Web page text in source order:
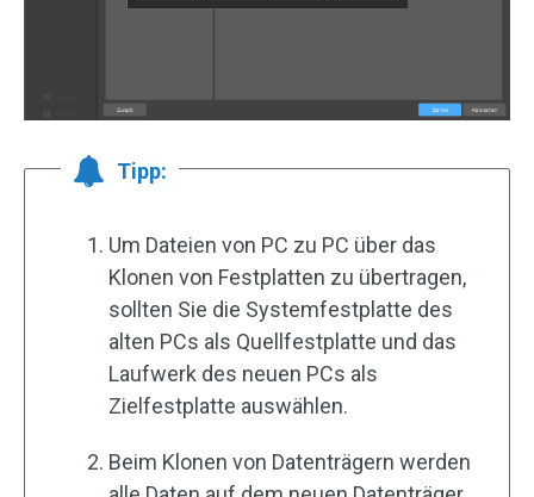
Tipp:
Um Dateien von PC zu PC über das
Klonen von Festplatten zu übertragen,
sollten Sie die Systemfestplatte des
alten PCs als Quellfestplatte und das
Laufwerk des neuen PCs als
Zielfestplatte auswählen.
Beim Klonen von Datenträgern werden